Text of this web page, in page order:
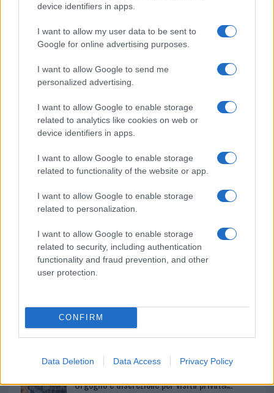
device identifiers in apps.
I want to allow my user data to be sent to
Google for online advertising purposes.
I want to allow Google to send me
personalized advertising.
I want to allow Google to enable storage
related to analytics like cookies on web or
device identifiers in apps.
I want to allow Google to enable storage
related to functionality of the website or app.
I want to allow Google to enable storage
related to personalization.
I want to allow Google to enable storage
related to security, including authentication
functionality and fraud prevention, and other
user protection.
CONFIRM
Data Deletion Data Access Privacy Policy
F
a
ce
b
o
k
T
w
it
te
Pi
n
te
re
W
h
at
s
A
p
p
h
a
re
Prossimo articolo
NOTIZIE RECENTI
Sangue, musica e solidarietà con Avis Olbia al
Delta Center
Meteo Olbia 9 agosto, temperature in calo
Salmo finisce in ospedale a Catania, ma il tour
Jovanotti, Gabry Ponte e Alfa: Olbia ombelico del
mondo per una notte
Giorgia Meloni a La Maddalena, la vicesindaco:
“Orgoglio e discrezione per visita privata̶…